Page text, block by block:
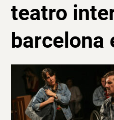
teatro
barcelona